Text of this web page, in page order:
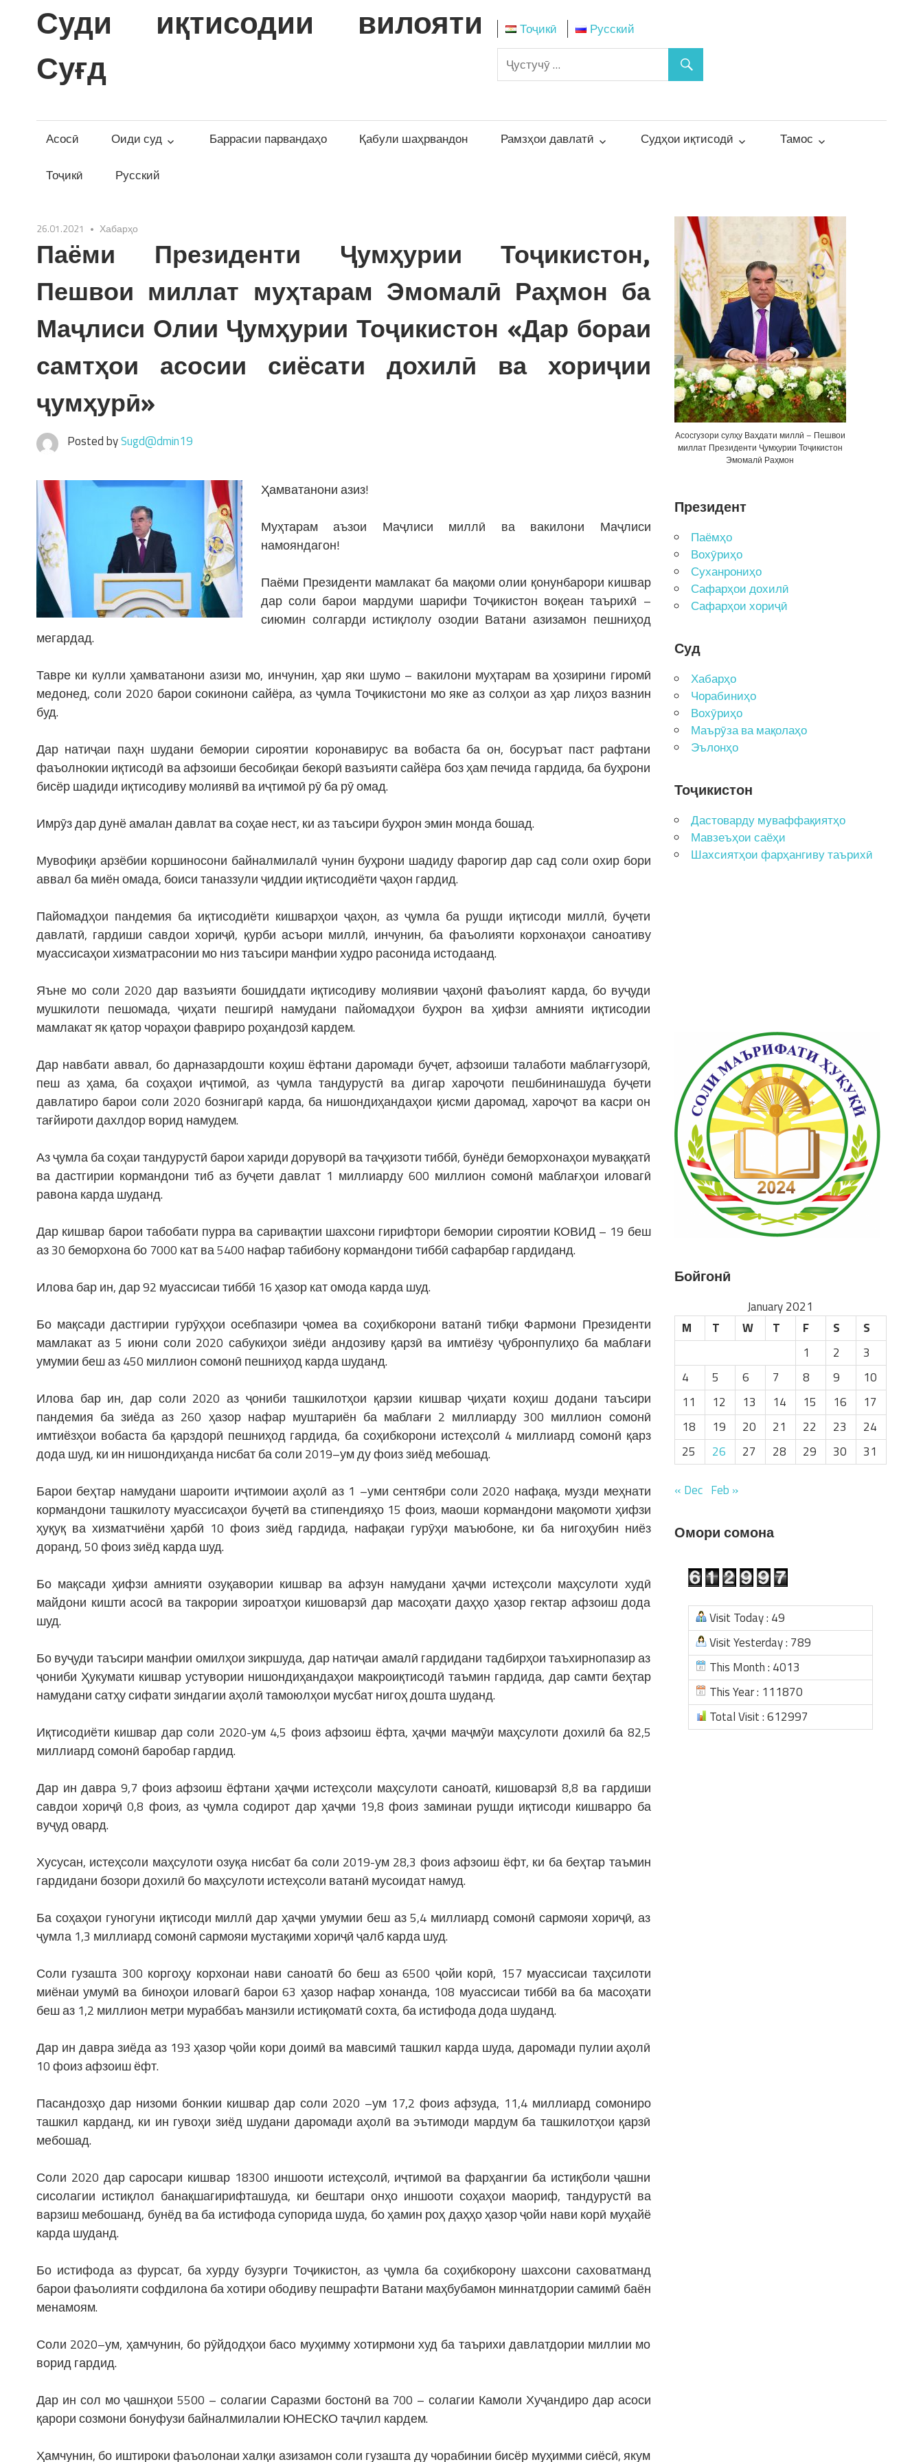
to
content
Суди иқтисодии вилояти
Суғд
Тоҷикӣ Русский
Асосӣ Оиди суд Баррасии парвандаҳо Қабули шаҳрвандон Рамзҳои давлатӣ Судҳои иқтисодӣ Тамос
Тоҷикӣ Русский
26.01.2021 Хабарҳо
Паёми Президенти Ҷумҳурии Тоҷикистон,
Пешвои миллат муҳтарам Эмомалӣ Раҳмон ба
Маҷлиси Олии Ҷумҳурии Тоҷикистон «Дар бораи
самтҳои асосии сиёсати дохилӣ ва хориҷии
ҷумҳурӣ»
Posted bySugd@dmin19
Ҳамватанони азиз!
Муҳтарам аъзои Маҷлиси миллӣ ва вакилони Маҷлиси
намояндагон!
Паёми Президенти мамлакат ба мақоми олии қонунбарори кишвар
дар соли барои мардуми шарифи Тоҷикистон воқеан таърихӣ –
сиюмин солгарди истиқлолу озодии Ватани азизамон пешниҳод
мегардад.
Тавре ки кулли ҳамватанони азизи мо, инчунин, ҳар яки шумо – вакилони муҳтарам ва ҳозирини гиромӣ
медонед, соли 2020 барои сокинони сайёра, аз ҷумла Тоҷикистони мо яке аз солҳои аз ҳар лиҳоз вазнин
буд.
Дар натиҷаи паҳн шудани бемории сироятии коронавирус ва вобаста ба он, босуръат паст рафтани
фаъолнокии иқтисодӣ ва афзоиши бесобиқаи бекорӣ вазъияти сайёра боз ҳам печида гардида, ба буҳрони
бисёр шадиди иқтисодиву молиявӣ ва иҷтимоӣ рӯ ба рӯ омад.
Имрӯз дар дунё амалан давлат ва соҳае нест, ки аз таъсири буҳрон эмин монда бошад.
Мувофиқи арзёбии коршиносони байналмилалӣ чунин буҳрони шадиду фарогир дар сад соли охир бори
аввал ба миён омада, боиси таназзули ҷиддии иқтисодиёти ҷаҳон гардид.
Пайомадҳои пандемия ба иқтисодиёти кишварҳои ҷаҳон, аз ҷумла ба рушди иқтисоди миллӣ, буҷети
давлатӣ, гардиши савдои хориҷӣ, қурби асъори миллӣ, инчунин, ба фаъолияти корхонаҳои саноативу
муассисаҳои хизматрасонии мо низ таъсири манфии худро расонида истодаанд.
Яъне мо соли 2020 дар вазъияти бошиддати иқтисодиву молиявии ҷаҳонӣ фаъолият карда, бо вуҷуди
мушкилоти пешомада, ҷиҳати пешгирӣ намудани пайомадҳои буҳрон ва ҳифзи амнияти иқтисодии
мамлакат як қатор чораҳои фавриро роҳандозӣ кардем.
Дар навбати аввал, бо дарназардошти коҳиш ёфтани даромади буҷет, афзоиши талаботи маблағгузорӣ,
пеш аз ҳама, ба соҳаҳои иҷтимоӣ, аз ҷумла тандурустӣ ва дигар хароҷоти пешбининашуда буҷети
давлатиро барои соли 2020 бознигарӣ карда, ба нишондиҳандаҳои қисми даромад, хароҷот ва касри он
тағйироти дахлдор ворид намудем.
Аз ҷумла ба соҳаи тандурустӣ барои хариди доруворӣ ва таҷҳизоти тиббӣ, бунёди беморхонаҳои муваққатӣ
ва дастгирии кормандони тиб аз буҷети давлат 1 миллиарду 600 миллион сомонӣ маблағҳои иловагӣ
равона карда шуданд.
Дар кишвар барои табобати пурра ва саривақтии шахсони гирифтори бемории сироятии КОВИД – 19 беш
аз 30 беморхона бо 7000 кат ва 5400 нафар табибону кормандони тиббӣ сафарбар гардиданд.
Илова бар ин, дар 92 муассисаи тиббӣ 16 ҳазор кат омода карда шуд.
Бо мақсади дастгирии гурӯҳҳои осебпазири ҷомеа ва соҳибкорони ватанӣ тибқи Фармони Президенти
мамлакат аз 5 июни соли 2020 сабукиҳои зиёди андозиву қарзӣ ва имтиёзу ҷубронпулиҳо ба маблағи
умумии беш аз 450 миллион сомонӣ пешниҳод карда шуданд.
Илова бар ин, дар соли 2020 аз ҷониби ташкилотҳои қарзии кишвар ҷиҳати коҳиш додани таъсири
пандемия ба зиёда аз 260 ҳазор нафар муштариён ба маблағи 2 миллиарду 300 миллион сомонӣ
имтиёзҳои вобаста ба қарздорӣ пешниҳод гардида, ба соҳибкорони истеҳсолӣ 4 миллиард сомонӣ қарз
дода шуд, ки ин нишондиҳанда нисбат ба соли 2019–ум ду фоиз зиёд мебошад.
Барои беҳтар намудани шароити иҷтимоии аҳолӣ аз 1 –уми сентябри соли 2020 нафақа, музди меҳнати
кормандони ташкилоту муассисаҳои буҷетӣ ва стипендияҳо 15 фоиз, маоши кормандони мақомоти ҳифзи
ҳуқуқ ва хизматчиёни ҳарбӣ 10 фоиз зиёд гардида, нафақаи гурӯҳи маъюбоне, ки ба нигоҳубин ниёз
доранд, 50 фоиз зиёд карда шуд.
Бо мақсади ҳифзи амнияти озуқавории кишвар ва афзун намудани ҳаҷми истеҳсоли маҳсулоти худӣ
майдони кишти асосӣ ва такрории зироатҳои кишоварзӣ дар масоҳати даҳҳо ҳазор гектар афзоиш дода
шуд.
Бо вуҷуди таъсири манфии омилҳои зикршуда, дар натиҷаи амалӣ гардидани тадбирҳои таъхирнопазир аз
ҷониби Ҳукумати кишвар устувории нишондиҳандаҳои макроиқтисодӣ таъмин гардида, дар самти беҳтар
намудани сатҳу сифати зиндагии аҳолӣ тамоюлҳои мусбат нигоҳ дошта шуданд.
Иқтисодиёти кишвар дар соли 2020-ум 4,5 фоиз афзоиш ёфта, ҳаҷми маҷмӯи маҳсулоти дохилӣ ба 82,5
миллиард сомонӣ баробар гардид.
Дар ин давра 9,7 фоиз афзоиш ёфтани ҳаҷми истеҳсоли маҳсулоти саноатӣ, кишоварзӣ 8,8 ва гардиши
савдои хориҷӣ 0,8 фоиз, аз ҷумла содирот дар ҳаҷми 19,8 фоиз заминаи рушди иқтисоди кишварро ба
вуҷуд овард.
Хусусан, истеҳсоли маҳсулоти озуқа нисбат ба соли 2019-ум 28,3 фоиз афзоиш ёфт, ки ба беҳтар таъмин
гардидани бозори дохилӣ бо маҳсулоти истеҳсоли ватанӣ мусоидат намуд.
Ба соҳаҳои гуногуни иқтисоди миллӣ дар ҳаҷми умумии беш аз 5,4 миллиард сомонӣ сармояи хориҷӣ, аз
ҷумла 1,3 миллиард сомонӣ сармояи мустақими хориҷӣ ҷалб карда шуд.
Соли гузашта 300 коргоҳу корхонаи нави саноатӣ бо беш аз 6500 ҷойи корӣ, 157 муассисаи таҳсилоти
миёнаи умумӣ ва биноҳои иловагӣ барои 63 ҳазор нафар хонанда, 108 муассисаи тиббӣ ва ба масоҳати
беш аз 1,2 миллион метри мураббаъ манзили истиқоматӣ сохта, ба истифода дода шуданд.
Дар ин давра зиёда аз 193 ҳазор ҷойи кори доимӣ ва мавсимӣ ташкил карда шуда, даромади пулии аҳолӣ
10 фоиз афзоиш ёфт.
Пасандозҳо дар низоми бонкии кишвар дар соли 2020 –ум 17,2 фоиз афзуда, 11,4 миллиард сомониро
ташкил карданд, ки ин гувоҳи зиёд шудани даромади аҳолӣ ва эътимоди мардум ба ташкилотҳои қарзӣ
мебошад.
Соли 2020 дар саросари кишвар 18300 иншооти истеҳсолӣ, иҷтимоӣ ва фарҳангии ба истиқболи ҷашни
сисолагии истиқлол банақшагирифташуда, ки бештари онҳо иншооти соҳаҳои маориф, тандурустӣ ва
варзиш мебошанд, бунёд ва ба истифода супорида шуда, бо ҳамин роҳ даҳҳо ҳазор ҷойи нави корӣ муҳайё
карда шуданд.
Бо истифода аз фурсат, ба хурду бузурги Тоҷикистон, аз ҷумла ба соҳибкорону шахсони саховатманд
барои фаъолияти софдилона ба хотири ободиву пешрафти Ватани маҳбубамон миннатдории самимӣ баён
менамоям.
Соли 2020–ум, ҳамчунин, бо рӯйдодҳои басо муҳимму хотирмони худ ба таърихи давлатдории миллии мо
ворид гардид.
Дар ин сол мо ҷашнҳои 5500 – солагии Саразми бостонӣ ва 700 – солагии Камоли Хуҷандиро дар асоси
қарори созмони бонуфузи байналмилалии ЮНЕСКО таҷлил кардем.
Ҳамчунин, бо иштироки фаъолонаи халқи азизамон соли гузашта ду чорабинии бисёр муҳимми сиёсӣ, якум
Асосгузори сулҳу Ваҳдати миллӣ – Пешвои
миллат Президенти Ҷумҳурии Тоҷикистон
Эмомалӣ Раҳмон
Президент
Паёмҳо
Вохӯриҳо
Суханрониҳо
Сафарҳои дохилӣ
Сафарҳои хориҷӣ
Суд
Хабарҳо
Чорабиниҳо
Вохӯриҳо
Маърӯза ва мақолаҳо
Эълонҳо
Тоҷикистон
Дастоварду муваффақиятҳо
Мавзеъҳои саёҳи
Шахсиятҳои фарҳангиву таърихӣ
Бойгонӣ
January 2021
M
T W T F S
S
1
2
3
4
5 6 7 8 9
10
11
12 13 14 15 16
17
18
19 20 21 22 23
24
25
26 27 28 29 30 31
« Dec Feb »
Омори сомона
Visit Today : 49
Visit Yesterday : 789
This Month : 4013
This Year : 111870
Total Visit : 612997